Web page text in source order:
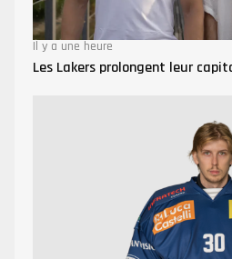
Il y a une heure
Les Lakers prolongent leur